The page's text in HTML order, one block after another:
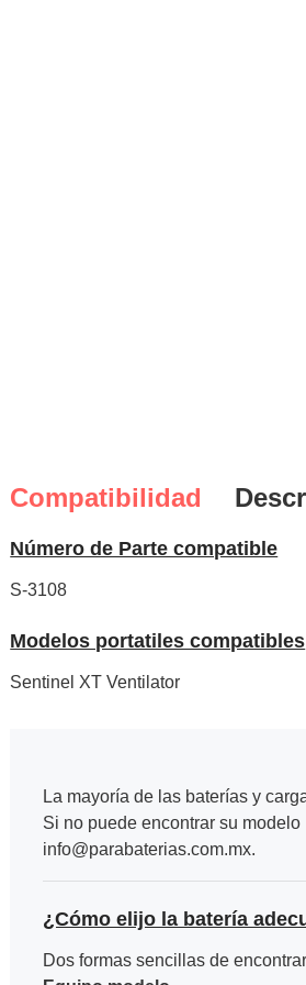
Compatibilidad
Número de Parte compatible
S-3108
Modelos portatiles compatibles
Sentinel XT Ventilator
La mayoría de las baterías y
Si no puede encontrar su
info@parabaterias.com.mx.
¿Cómo elijo la batería
Dos formas sencillas de